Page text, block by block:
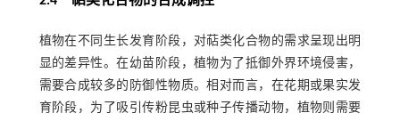
植物在不同生长发育阶段，对萜类化合物的需求呈现出明
显的差异性。在幼苗阶段，植物为了抵御外界环境侵害，
需要合成较多的防御性物质。相对而言，在花期或果实发
育阶段，为了吸引传粉昆虫或种子传播动物，植物则需要